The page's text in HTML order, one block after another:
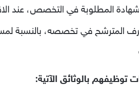
المطلوبة في التخصص، عند
المترشح في تخصصه، بالنسبة
توظيفهم بالوثائق الآتية: